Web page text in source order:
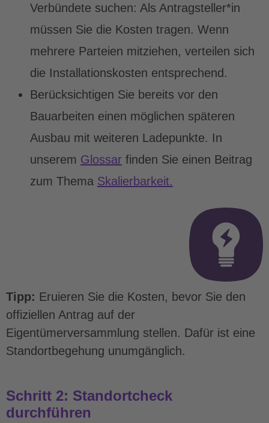
Verbündete suchen: Als Antragsteller*in
müssen Sie die Kosten tragen. Wenn
mehrere Parteien mitziehen, verteilen sich
die Installationskosten entsprechend.
Berücksichtigen Sie bereits vor den
Bauarbeiten einen möglichen späteren
Ausbau mit weiteren Ladepunkte. In
unserem Glossar finden Sie einen Beitrag
zum Thema Skalierbarkeit.
Tipp: Eruieren Sie die Kosten, bevor Sie den
offiziellen Antrag auf der
Eigentümerversammlung stellen. Dafür ist eine
Standortbegehung unumgänglich.
Schritt 2: Standortcheck
durchführen